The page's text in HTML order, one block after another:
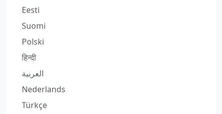
Eesti
Suomi
Polski
हिन्दी
العربية
Nederlands
Türkçe